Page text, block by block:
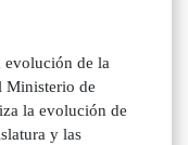
evolución de la
Ministerio de
la evolución de
y las